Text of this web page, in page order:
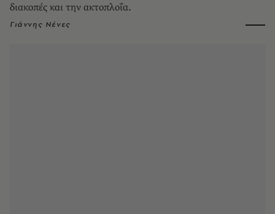
διακοπές και την ακτοπλοΐα.
Γιάννης Νένες